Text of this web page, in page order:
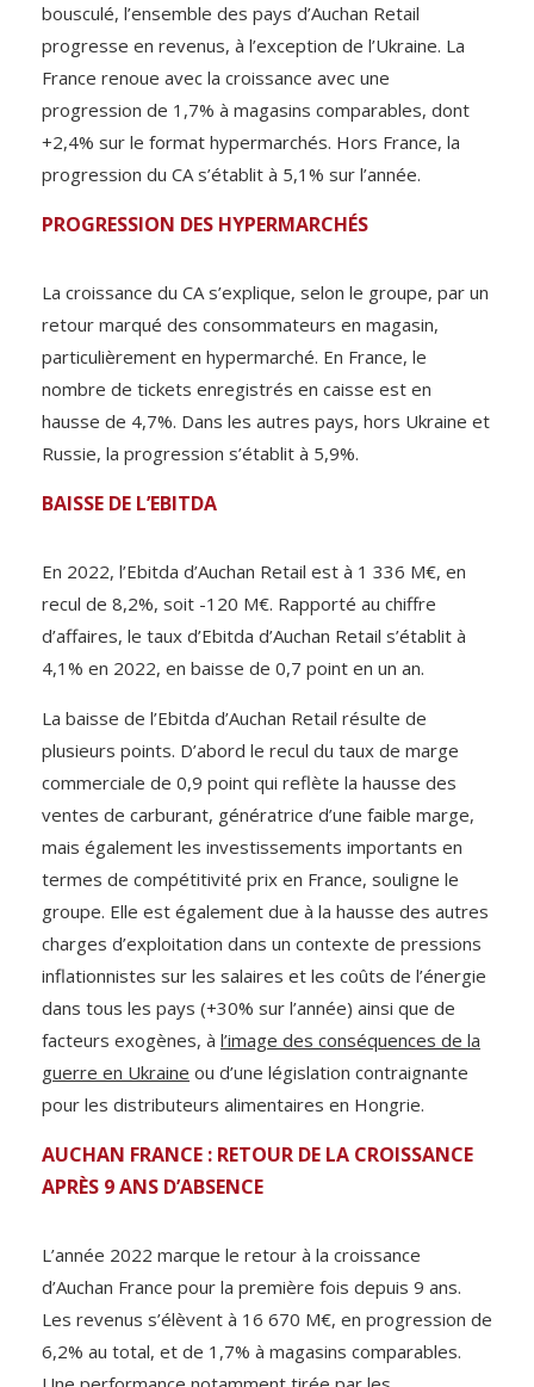
bousculé, l’ensemble des pays d’Auchan Retail
progresse en revenus, à l’exception de l’Ukraine. La
France renoue avec la croissance avec une
progression de 1,7% à magasins comparables, dont
+2,4% sur le format hypermarchés. Hors France, la
progression du CA s’établit à 5,1% sur l’année.
PROGRESSION DES HYPERMARCHÉS
La croissance du CA s’explique, selon le groupe, par un
retour marqué des consommateurs en magasin,
particulièrement en hypermarché. En France, le
nombre de tickets enregistrés en caisse est en
hausse de 4,7%. Dans les autres pays, hors Ukraine et
Russie, la progression s’établit à 5,9%.
BAISSE DE L’EBITDA
En 2022, l’Ebitda d’Auchan Retail est à 1 336 M€, en
recul de 8,2%, soit -120 M€. Rapporté au chiffre
d’affaires, le taux d’Ebitda d’Auchan Retail s’établit à
4,1% en 2022, en baisse de 0,7 point en un an.
La baisse de l’Ebitda d’Auchan Retail résulte de
plusieurs points. D’abord le recul du taux de marge
commerciale de 0,9 point qui reflète la hausse des
ventes de carburant, génératrice d’une faible marge,
mais également les investissements importants en
termes de compétitivité prix en France, souligne le
groupe. Elle est également due à la hausse des autres
charges d’exploitation dans un contexte de pressions
inflationnistes sur les salaires et les coûts de l’énergie
dans tous les pays (+30% sur l’année) ainsi que de
facteurs exogènes, à l’image des conséquences de la
guerre en Ukraine ou d’une législation contraignante
pour les distributeurs alimentaires en Hongrie.
AUCHAN FRANCE : RETOUR DE LA CROISSANCE
APRÈS 9 ANS D’ABSENCE
L’année 2022 marque le retour à la croissance
d’Auchan France pour la première fois depuis 9 ans.
Les revenus s’élèvent à 16 670 M€, en progression de
6,2% au total, et de 1,7% à magasins comparables.